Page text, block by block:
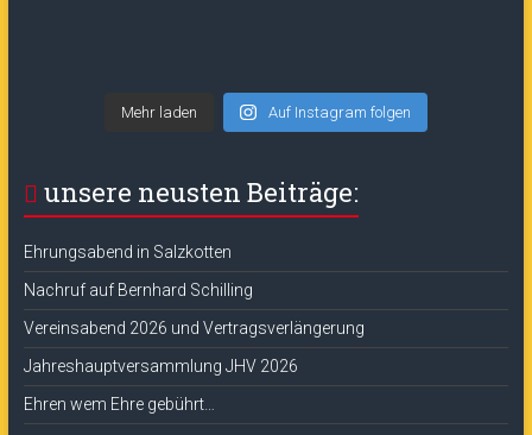
Mehr laden Auf Instagram folgen
unsere neusten Beiträge:
Ehrungsabend in Salzkotten
Nachruf auf Bernhard Schilling
Vereinsabend 2026 und Vertragsverlängerung
Jahreshauptversammlung JHV 2026
Ehren wem Ehre gebührt…